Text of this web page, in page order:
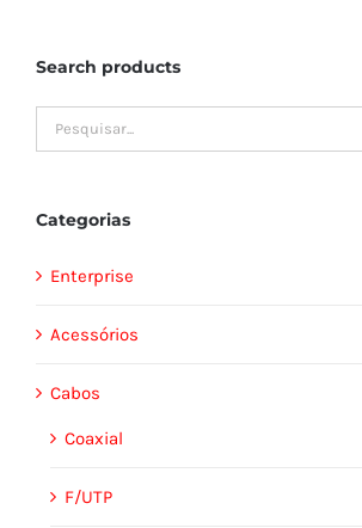
Search products
Categorias
Enterprise
Acessórios
Cabos
Coaxial
F/UTP